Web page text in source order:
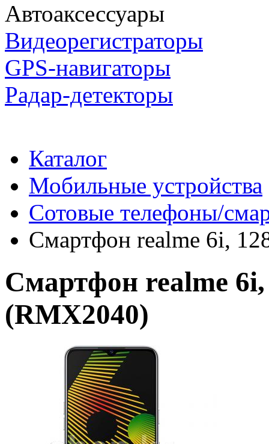
Автоаксессуары
Видеорегистраторы
GPS-навигаторы
Радар-детекторы
Каталог
Мобильные устройства
Сотовые телефоны/
Смартфон realme 6i,
Смартфон realme
(RMX2040)